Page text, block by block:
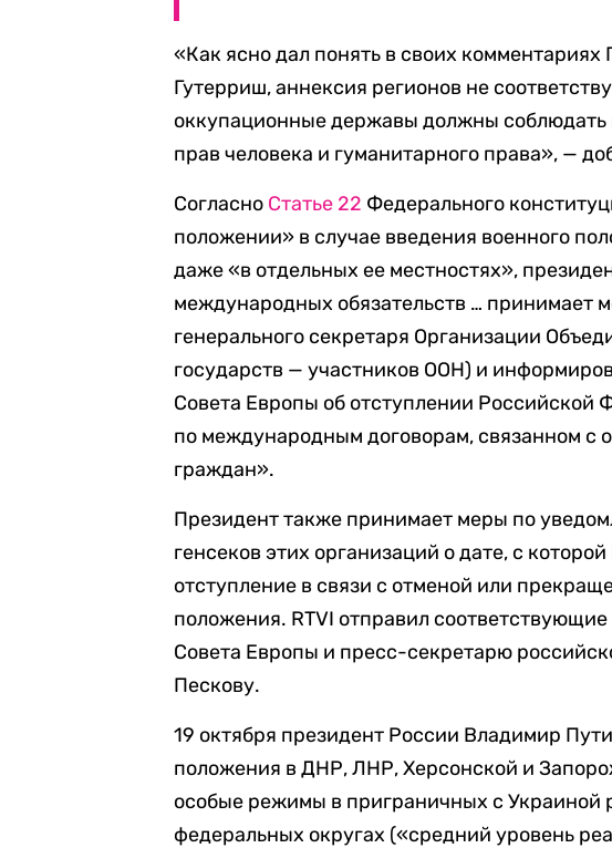
«Как ясно дал понять в своих
Гутерриш, аннексия регионов не
оккупационные державы должны
прав человека и гуманитарного права», —
Согласно Статье 22 Федерального
положении» в случае введения военного
даже «в отдельных ее местностях»,
международных обязательств … принимает
генерального секретаря Организации
государств — участников ООН) и
Совета Европы об отступлении Российской
по международным договорам, связанном с
граждан».
Президент также принимает меры по
генсеков этих организаций о дате, с
отступление в связи с отменой или
положения. RTVI отправил
Совета Европы и пресс-секретарю
Пескову.
19 октября президент России Владимир
положения в ДНР, ЛНР, Херсонской и
особые режимы в приграничных с
федеральных округах («средний уровень